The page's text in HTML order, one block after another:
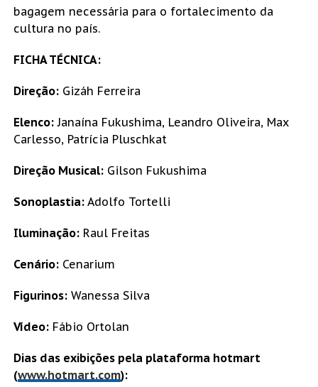
bagagem necessária para o fortalecimento da
cultura no país.
FICHA TÉCNICA:
Direção:Gizáh Ferreira
Elenco:Janaína Fukushima, Leandro Oliveira, Max
Carlesso, Patrícia Pluschkat
Direção Musical:Gilson Fukushima
Sonoplastia:Adolfo Tortelli
Iluminação:Raul Freitas
Cenário:Cenarium
Figurinos:Wanessa Silva
Vídeo:Fábio Ortolan
Dias das exibições pela plataforma hotmart
(www.hotmart.com):